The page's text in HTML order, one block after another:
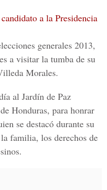
candidato a la Presidencia
generales 2013,
a visitar la tumba de su
Morales.
al Jardín de Paz
Honduras, para honrar
se destacó durante su
familia, los derechos de